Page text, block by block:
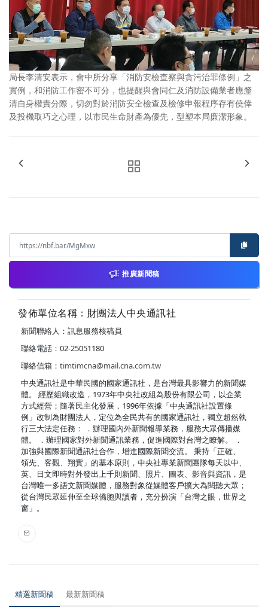
局長李清安表示，會中所分享「消防安檢查察與貪污治罪條例」之
實例，和消防工作密不可分，也提醒與會同仁及消防設備業者應釐
清自身權責分際，切勿對於消防安全檢查及檢修申報程序存有僥倖
及投機取巧之心理，以市民生命財產為優先，型塑本局廉潔形象。
推廣新聞稿
發佈單位名稱：財團法人中央通訊社
新聞聯絡人：訊息服務核稿員
聯絡電話：02-25051180
聯絡信箱： timtimcna@mail.cna.com.tw
中央通訊社是中華民國的國家通訊社，是台灣最具影響力的新聞媒
體。 經歷組織改造，1973年中央社改組為股份有限公司，以企業
方式經營；隨著民主化發展，1996年依據「中央通訊社設置條
例」改制為財團法人，定位為全民共有的國家通訊社，獨立超然執
行三大法定任務： ．辦理國內外新聞報導業務，服務大眾傳播媒
體。 ．辦理國家對外新聞通訊業務，促進國際對台灣之瞭解。 ．
加強與國際新聞通訊社合作，增進國際新聞交流。 秉持「正確、
領先、客觀、翔實」的基本原則，中央社專業新聞團隊每天以中、
英、日文即時對外發出上千則新聞、照片、圖表、影音與資訊，是
台灣唯一多語文新聞媒體，服務對象從媒體客戶擴大為閱聽大眾；
從台灣民眾延伸至全球僑胞與讀者，充分扮演「台灣之眼，世界之
窗」。
精選新聞稿 最新新聞稿